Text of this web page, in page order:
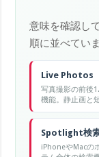
意味を確認し
順に並べていま
Live Photos
写真撮影の前後
機能。静止画と
る。
Spotlight検
iPhoneやMacの